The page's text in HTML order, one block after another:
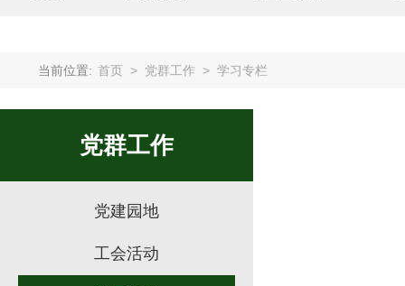
当前位置: 首页 > 党群工作 > 学习专栏
党群工作
党建园地
工会活动